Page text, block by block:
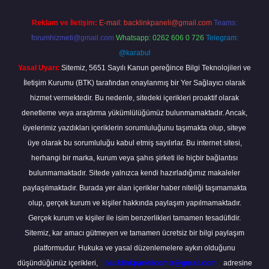
Reklam ve İletişim: E-mail: backlinkpaneli@gmail.com Teams:
forumhizmeti@gmail.com Whatsapp: 0262 606 0 726 Telegram:
@karabul
Yasal Uyarı: Sitemiz, 5651 Sayılı Kanun gereğince Bilgi Teknolojileri ve
İletişim Kurumu (BTK) tarafından onaylanmış bir Yer Sağlayıcı olarak
hizmet vermektedir. Bu nedenle, sitedeki içerikleri proaktif olarak
denetleme veya araştırma yükümlülüğümüz bulunmamaktadır. Ancak,
üyelerimiz yazdıkları içeriklerin sorumluluğunu taşımakta olup, siteye
üye olarak bu sorumluluğu kabul etmiş sayılırlar. Bu internet sitesi,
herhangi bir marka, kurum veya şahıs şirketi ile hiçbir bağlantısı
bulunmamaktadır. Sitede yalnızca kendi hazırladığımız makaleler
paylaşılmaktadır. Burada yer alan içerikler haber niteliği taşımamakta
olup, gerçek kurum ve kişiler hakkında paylaşım yapılmamaktadır.
Gerçek kurum ve kişiler ile isim benzerlikleri tamamen tesadüfidir.
Sitemiz, kar amacı gütmeyen ve tamamen ücretsiz bir bilgi paylaşım
platformudur. Hukuka ve yasal düzenlemelere aykırı olduğunu
düşündüğünüz içerikleri,
backlinkpanelicomtr@gmail.com adresine